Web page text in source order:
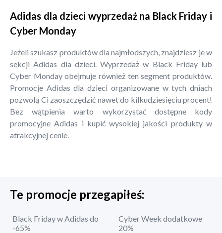
Adidas dla dzieci wyprzedaż na Black Friday i
Cyber Monday
Jeżeli szukasz produktów dla najmłodszych, znajdziesz je w
sekcji Adidas dla dzieci. Wyprzedaż w Black Friday lub
Cyber Monday obejmuje również ten segment produktów.
Promocje Adidas dla dzieci organizowane w tych dniach
pozwolą Ci zaoszczędzić nawet do kilkudziesięciu procent!
Bez wątpienia warto wykorzystać dostępne kody
promocyjne Adidas i kupić wysokiej jakości produkty w
atrakcyjnej cenie.
Te promocje przegapiłeś:
Black Friday w Adidas do
-65%
Cyber Week dodatkowe
20%